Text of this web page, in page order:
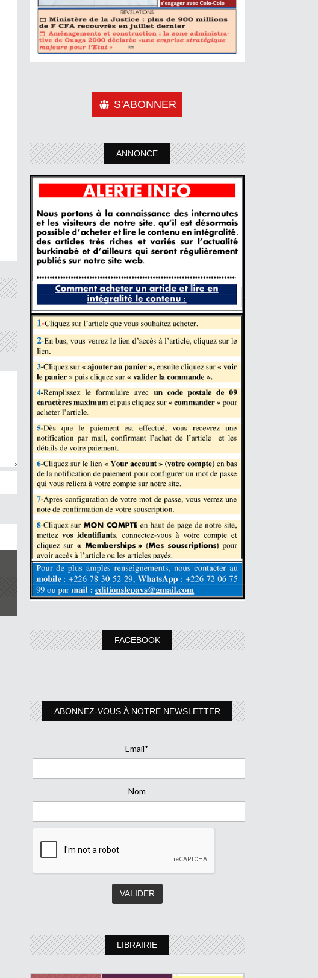
S'ABONNER
ANNONCE
FACEBOOK
ABONNEZ-VOUS À NOTRE NEWSLETTER
Email*
Nom
LIBRAIRIE